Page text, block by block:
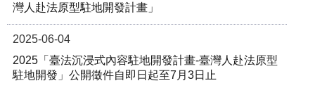
灣人赴法原型駐地開發計畫」
2025-06-04
2025「臺法沉浸式內容駐地開發計畫-臺灣人赴法原型
駐地開發」公開徵件自即日起至7月3日止